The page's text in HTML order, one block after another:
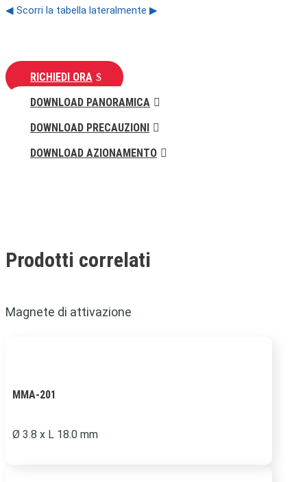
◀ Scorri la tabella lateralmente ▶
RICHIEDI ORA
DOWNLOAD PANORAMICA
DOWNLOAD PRECAUZIONI
DOWNLOAD AZIONAMENTO
Prodotti correlati
Magnete di attivazione
MMA-201
Ø 3.8 x L 18.0 mm